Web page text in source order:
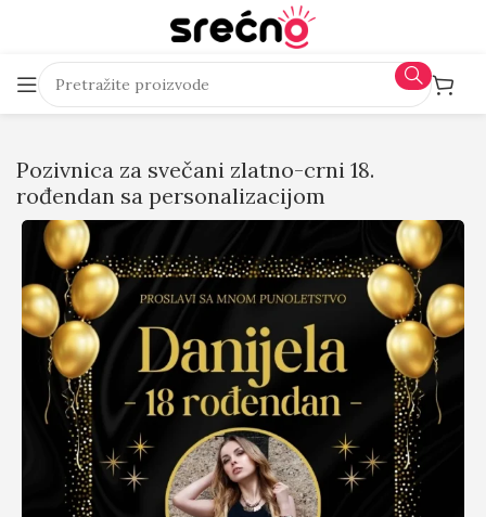
Pozivnica za svečani zlatno-crni 18.
rođendan sa personalizacijom